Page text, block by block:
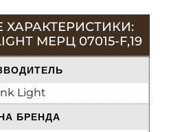
ХАРАКТЕРИСТИКИ:
МЕРЦ 07015-F,19
Light
БРЕНДА